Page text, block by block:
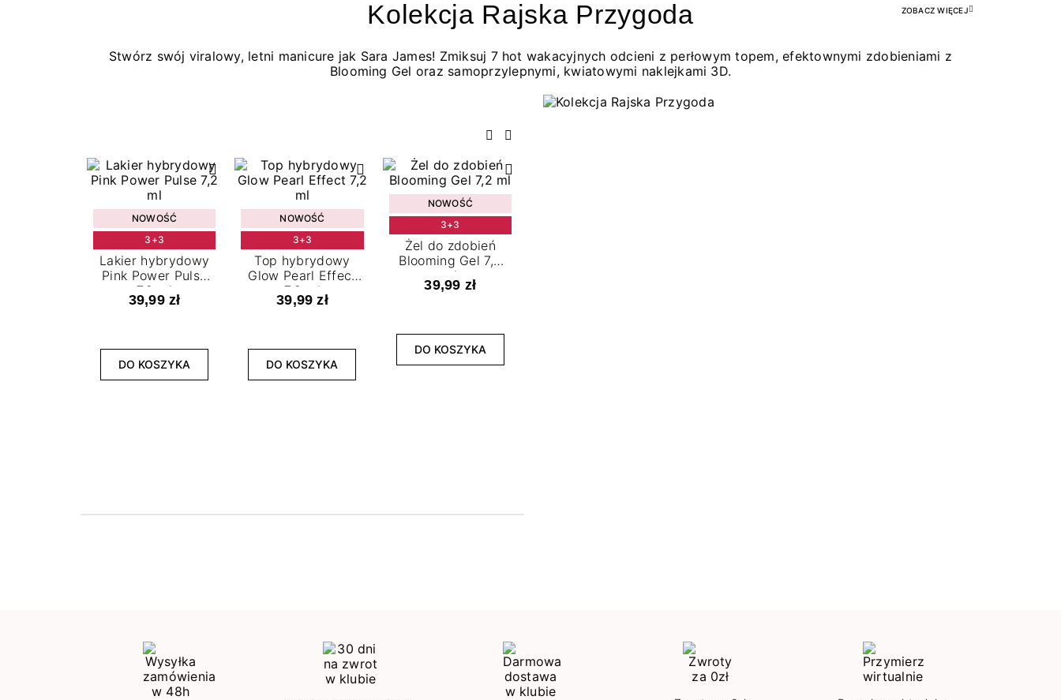
Kolekcja Rajska Przygoda ZOBACZ WIĘCEJ
Stwórz swój viralowy, letni manicure jak Sara James! Zmiksuj 7 hot wakacyjnych odcieni z perłowym topem, efektownymi zdobieniami z
Blooming Gel oraz samoprzylepnymi, kwiatowymi naklejkami 3D.
Poprzedni
Następny
NOWOŚĆ
3+3
Lakier hybrydowy
Pink Power Pulse
7,2 ml
39,99 zł
DO KOSZYKA
NOWOŚĆ
3+3
Top hybrydowy
Glow Pearl Effect
7,2 ml
39,99 zł
DO KOSZYKA
NOWOŚĆ
3+3
Żel do zdobień
Blooming Gel 7,2
ml
39,99 zł
DO KOSZYKA